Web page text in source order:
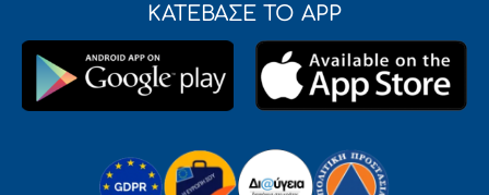
ΚΑΤΕΒΑΣΕ ΤΟ APP